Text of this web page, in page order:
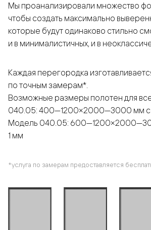
Мы проанализировали множество
чтобы создать максимально
которые будут одинаково стильно
и в минималистичных, и в
Каждая перегородка
по точным замерам*.
Возможные размеры полотен для
040.05: 400—1200×2000—3000 мм с
Модель 040.05:
1 мм
*услуга по замерам предоставляется